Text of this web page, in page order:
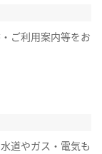
ご利用案内等をお
道やガス・電気も